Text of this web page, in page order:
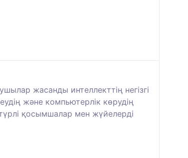
жасанды интеллекттің негізгі
және компьютерлік көрудің
қосымшалар мен жүйелерді